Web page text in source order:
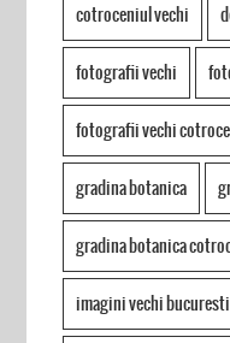
cotroceniul vechi
fotografii vechi
fotografii vechi
gradina botanica
gradina botanica
imagini vechi bucuresti